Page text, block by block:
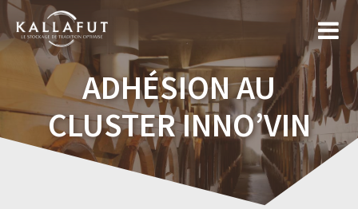
content
ADHÉSION AU
CLUSTER INNO’VIN